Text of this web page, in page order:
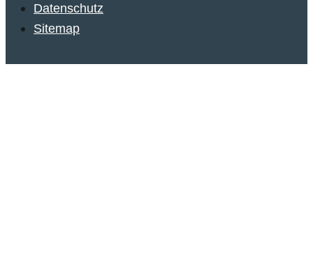
Datenschutz
Sitemap